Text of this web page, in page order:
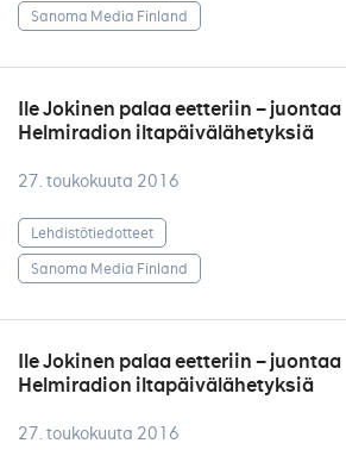
Sanoma Media Finland
Ile Jokinen palaa eetteriin – juontaa
Helmiradion iltapäivälähetyksiä
27. toukokuuta 2016
Lehdistötiedotteet
Sanoma Media Finland
Ile Jokinen palaa eetteriin – juontaa
Helmiradion iltapäivälähetyksiä
27. toukokuuta 2016